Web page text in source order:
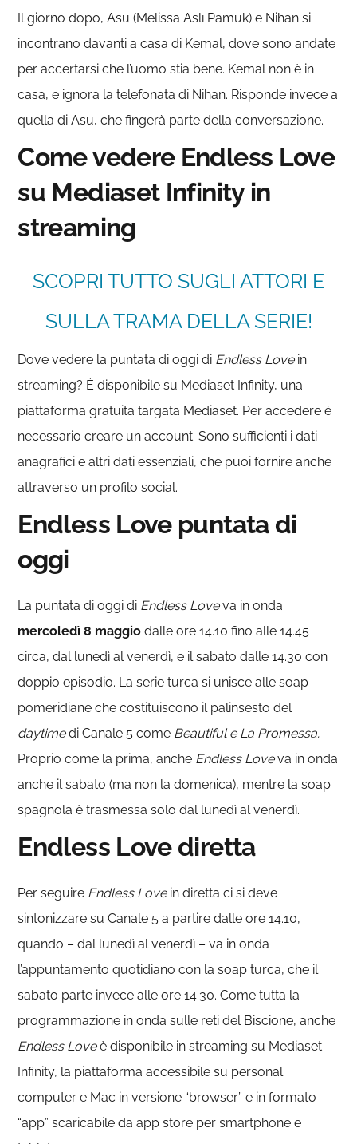
Il giorno dopo, Asu (Melissa Aslı Pamuk) e Nihan si
incontrano davanti a casa di Kemal, dove sono andate
per accertarsi che l’uomo stia bene. Kemal non è in
casa, e ignora la telefonata di Nihan. Risponde invece a
quella di Asu, che fingerà parte della conversazione.
Come vedere Endless Love
su Mediaset Infinity in
streaming
SCOPRI TUTTO SUGLI ATTORI E
SULLA TRAMA DELLA SERIE!
Dove vedere la puntata di oggi di Endless Lovein
streaming? È disponibile su Mediaset Infinity, una
piattaforma gratuita targata Mediaset. Per accedere è
necessario creare un account. Sono sufficienti i dati
anagrafici e altri dati essenziali, che puoi fornire anche
attraverso un profilo social.
Endless Love puntata di
oggi
La puntata di oggi di Endless Loveva in onda
mercoledì 8 maggio dalle ore 14.10 fino alle 14.45
circa, dal lunedì al venerdì, e il sabato dalle 14.30 con
doppio episodio. La serie turca si unisce alle soap
pomeridiane che costituiscono il palinsesto del
daytimedi Canale 5 come Beautiful e La Promessa.
Proprio come la prima, anche Endless Loveva in onda
anche il sabato (ma non la domenica), mentre la soap
spagnola è trasmessa solo dal lunedì al venerdì.
Endless Love diretta
Per seguire Endless Lovein diretta ci si deve
sintonizzare su Canale 5 a partire dalle ore 14.10,
quando – dal lunedì al venerdì – va in onda
l’appuntamento quotidiano con la soap turca, che il
sabato parte invece alle ore 14.30. Come tutta la
programmazione in onda sulle reti del Biscione, anche
Endless Loveè disponibile in streaming su Mediaset
Infinity, la piattaforma accessibile su personal
computer e Mac in versione “browser” e in formato
“app” scaricabile da app store per smartphone e